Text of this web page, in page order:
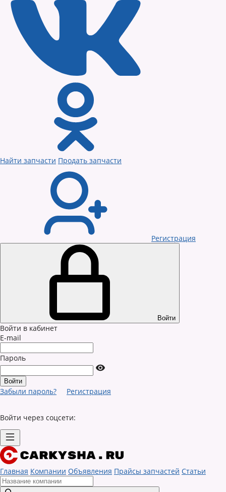
Найти запчасти Продать запчасти
Регистрация
Войти
Войти в кабинет
E-mail
Пароль
Забыли пароль? Регистрация
Войти через соцсети:
Главная Компании Объявления Прайсы запчастей Статьи